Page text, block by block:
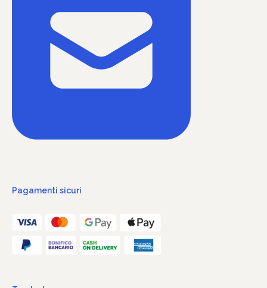
Pagamenti sicuri